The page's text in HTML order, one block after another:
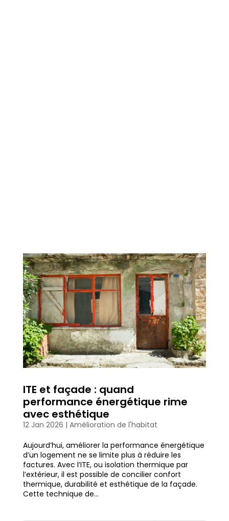
ITE et façade : quand
performance énergétique rime
avec esthétique
12 Jan 2026 | Amélioration de l'habitat
Aujourd’hui, améliorer la performance énergétique
d’un logement ne se limite plus à réduire les
factures. Avec l’ITE, ou isolation thermique par
l’extérieur, il est possible de concilier confort
thermique, durabilité et esthétique de la façade.
Cette technique de...